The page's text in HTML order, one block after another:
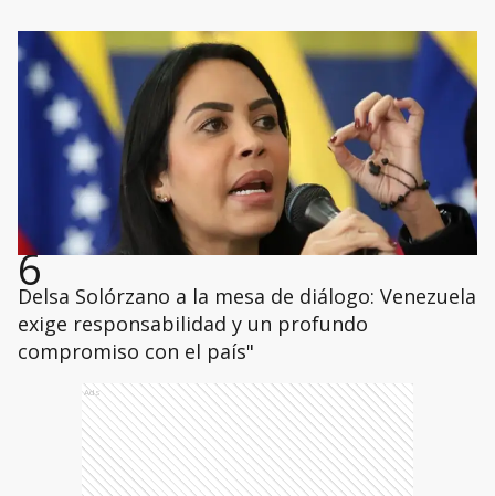
6
Delsa Solórzano a la mesa de diálogo: Venezuela
exige responsabilidad y un profundo
compromiso con el país"
Ads